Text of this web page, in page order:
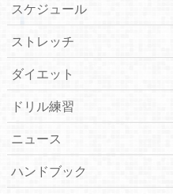
スケジュール
ストレッチ
ダイエット
ドリル練習
ニュース
ハンドブック